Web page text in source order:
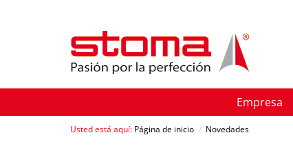
Usted está aquí: Página de inicio / Novedades
Empresa